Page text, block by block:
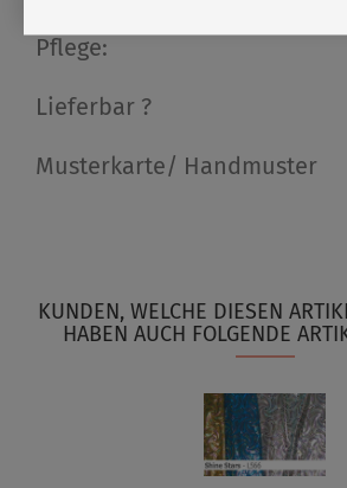
Pflege:
Lieferbar ?
Musterkarte/ Handmuster
KUNDEN, WELCHE DIESEN
HABEN AUCH FOLGENDE